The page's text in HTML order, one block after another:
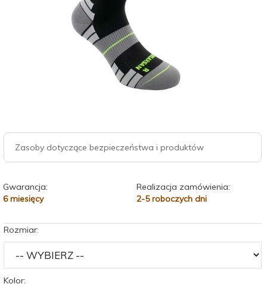
Zasoby dotyczące bezpieczeństwa i produktów
Gwarancja:
6 miesięcy
Realizacja zamówienia:
2-5 roboczych dni
Rozmiar:
Kolor: